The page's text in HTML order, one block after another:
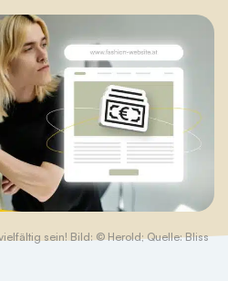
sein! Bild: © Herold; Quelle: Bliss